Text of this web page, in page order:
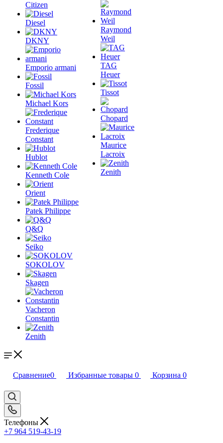
Citizen
Diesel
DKNY
Emporio armani
Fossil
Michael Kors
Frederique
Constant
Hublot
Kenneth Cole
Orient
Patek Philippe
Q&Q
Seiko
SOKOLOV
Skagen
Vacheron
Constantin
Zenith
Raymond
Weil
TAG
Heuer
Tissot
Chopard
Maurice
Lacroix
Zenith
Сравнение0 Избранные товары 0 Корзина 0
Телефоны
+7 964 519-43-19